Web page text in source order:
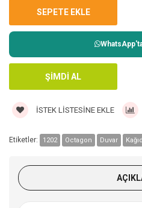
İSTEK LISTESINE EKLE
Etiketler: 1202 Octagon Duvar